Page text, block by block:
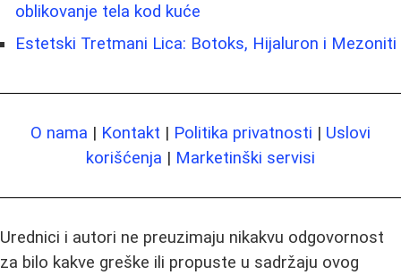
oblikovanje tela kod kuće
Estetski Tretmani Lica: Botoks, Hijaluron i Mezoniti
O nama | Kontakt | Politika privatnosti | Uslovi
korišćenja | Marketinški servisi
Urednici i autori ne preuzimaju nikakvu odgovornost
za bilo kakve greške ili propuste u sadržaju ovog